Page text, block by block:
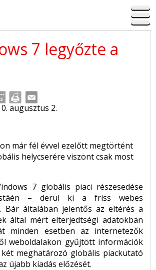
7 legyőzte a
augusztus 2.
már fél évvel ezelőtt megtörtént
helycserére viszont csak most
7 globális piaci részesedése
– derül ki a friss webes
Bár általában jelentős az eltérés a
által mért elterjedtségi adatokban
minden esetben az internetezők
weboldalakon gyűjtött információk
meghatározó globális piackutató
újabb kiadás előzését.